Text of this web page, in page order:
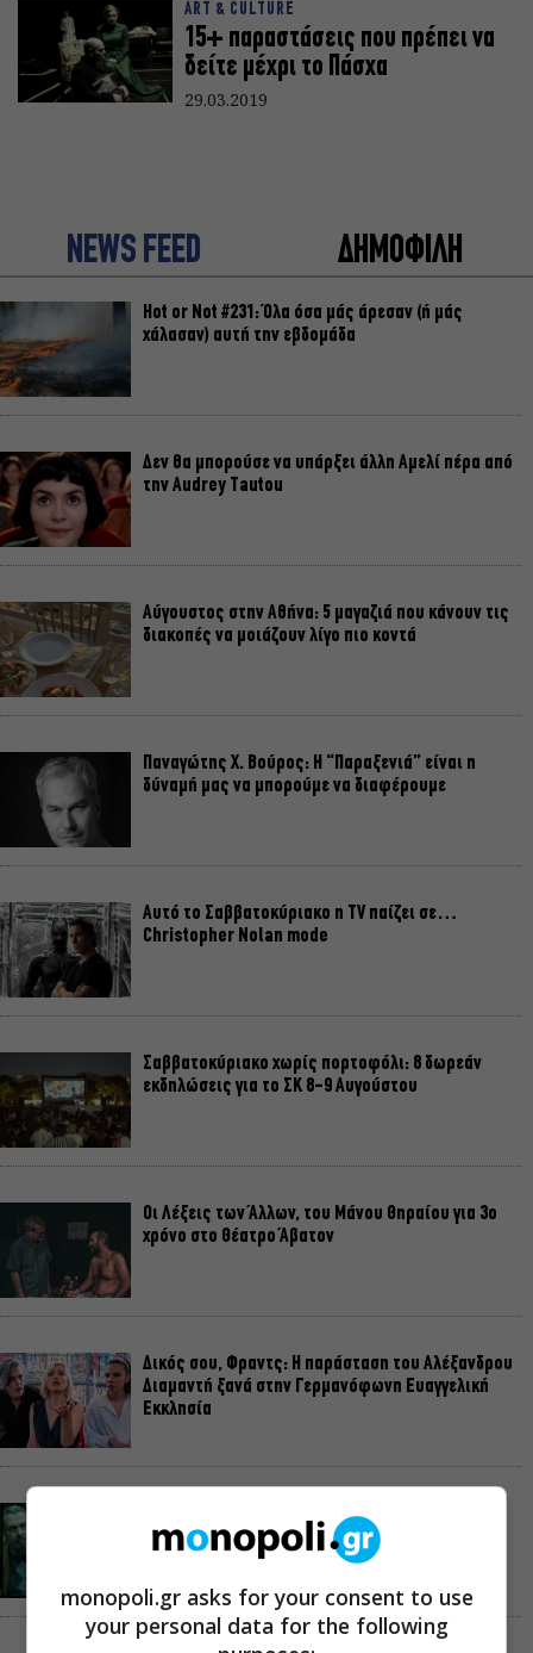
ART & CULTURE
15+ παραστάσεις που πρέπει να
δείτε μέχρι το Πάσχα
29.03.2019
NEWS FEED ΔΗΜΟΦΙΛΗ
Hot or Not #231: Όλα όσα μάς άρεσαν (ή μάς
χάλασαν) αυτή την εβδομάδα
Δεν θα μπορούσε να υπάρξει άλλη Αμελί πέρα από
την Audrey Tautou
Αύγουστος στην Αθήνα: 5 μαγαζιά που κάνουν τις
διακοπές να μοιάζουν λίγο πιο κοντά
Παναγώτης Χ. Βούρος: Η “Παραξενιά” είναι η
δύναμή μας να μπορούμε να διαφέρουμε
Αυτό το Σαββατοκύριακο η TV παίζει σε…
Christopher Nolan mode
Σαββατοκύριακο χωρίς πορτοφόλι: 8 δωρεάν
εκδηλώσεις για το ΣΚ 8-9 Αυγούστου
Οι Λέξεις των Άλλων, του Μάνου Θηραίου για 3ο
χρόνο στο Θέατρο Άβατον
Δικός σου, Φραντς: Η παράσταση του Αλέξανδρου
Διαμαντή ξανά στην Γερμανόφωνη Ευαγγελική
Εκκλησία
«Ριφιφί»: Σε Α’ τηλεοπτική προβολή η σειρά
φαινόμενο του Σωτήρη Τσαφούλια
monopoli.gr asks for your consent to use
your personal data for the following